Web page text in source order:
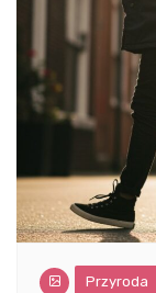
Przyroda